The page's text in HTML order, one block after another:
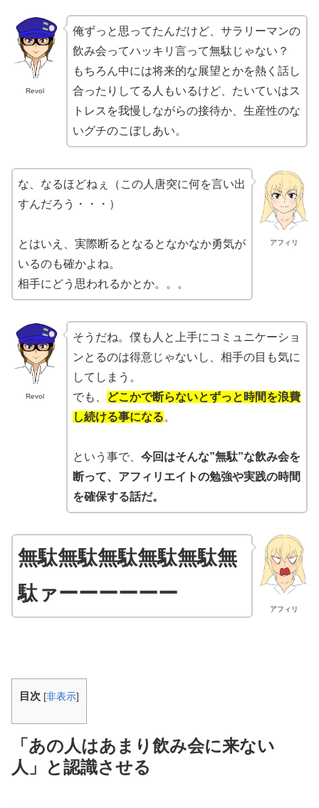
Revol
俺ずっと思ってたんだけど、サラリーマンの
飲み会ってハッキリ言って無駄じゃない？
もちろん中には将来的な展望とかを熱く話し
合ったりしてる人もいるけど、たいていはス
トレスを我慢しながらの接待か、生産性のな
いグチのこぼしあい。
アフィリ
な、なるほどねぇ（この人唐突に何を言い出
すんだろう・・・）
とはいえ、実際断るとなるとなかなか勇気が
いるのも確かよね。
相手にどう思われるかとか。。。
Revol
そうだね。僕も人と上手にコミュニケーショ
ンとるのは得意じゃないし、相手の目も気に
してしまう。
でも、
どこかで断らないとずっと時間を浪費
し続ける事になる。
という事で、 今回はそんな”無駄”な飲み会を
断って、アフィリエイトの勉強や実践の時間
を確保する話だ。
アフィリ
無駄無駄無駄無駄無駄無
駄ァーーーーーー
目次 [非表示]
「あの人はあまり飲み会に来ない
人」と認識させる